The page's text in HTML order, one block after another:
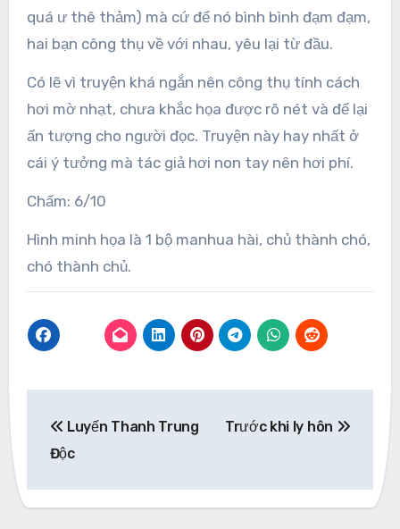
quá ư thê thảm) mà cứ để nó bình bình đạm đạm,
hai bạn công thụ về với nhau, yêu lại từ đầu.
Có lẽ vì truyện khá ngắn nên công thụ tính cách
hơi mờ nhạt, chưa khắc họa được rõ nét và để lại
ấn tượng cho người đọc. Truyện này hay nhất ở
cái ý tưởng mà tác giả hơi non tay nên hơi phí.
Chấm: 6/10
Hình minh họa là 1 bộ manhua hài, chủ thành chó,
chó thành chủ.
navigation
Luyến Thanh Trung
Độc
Trước khi ly hôn